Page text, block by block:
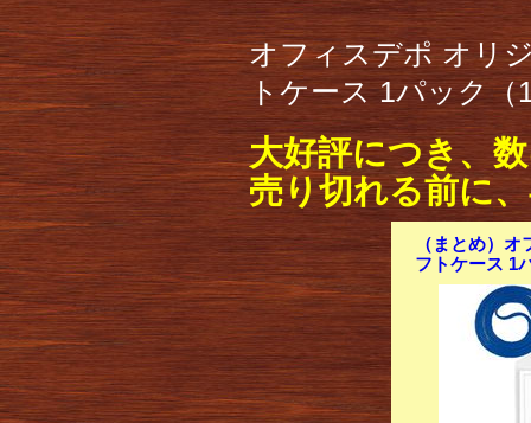
オフィスデポ オリ
トケース 1パック（
大好評につき、
売り切れる前に
（まとめ）
フトケース 1